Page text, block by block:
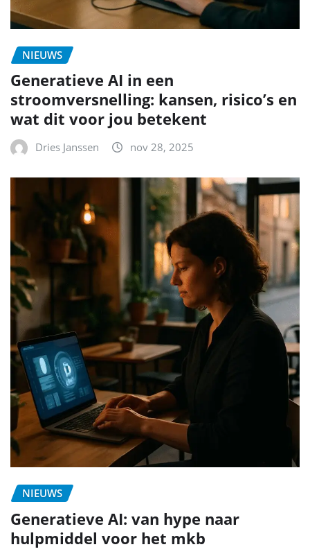
NIEUWS
Generatieve AI in een
stroomversnelling: kansen, risico’s en
wat dit voor jou betekent
Dries Janssen nov 28, 2025
NIEUWS
Generatieve AI: van hype naar
hulpmiddel voor het mkb